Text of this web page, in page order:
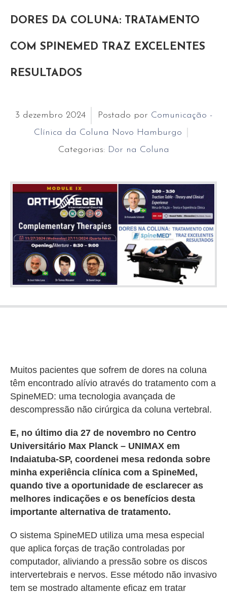
DORES DA COLUNA: TRATAMENTO
COM SPINEMED TRAZ EXCELENTES
RESULTADOS
3 dezembro 2024 Postado por Comunicação -
Clínica da Coluna Novo Hamburgo
Categorias: Dor na Coluna
Muitos pacientes que sofrem de dores na coluna
têm encontrado alívio através do tratamento com a
SpineMED: uma tecnologia avançada de
descompressão não cirúrgica da coluna vertebral.
E, no último dia 27 de novembro no Centro
Universitário Max Planck – UNIMAX em
Indaiatuba-SP, coordenei mesa redonda sobre
minha experiência clínica com a SpineMed,
quando tive a oportunidade de esclarecer as
melhores indicações e os benefícios desta
importante alternativa de tratamento.
O sistema SpineMED utiliza uma mesa especial
que aplica forças de tração controladas por
computador, aliviando a pressão sobre os discos
intervertebrais e nervos. Esse método não invasivo
tem se mostrado altamente eficaz em tratar